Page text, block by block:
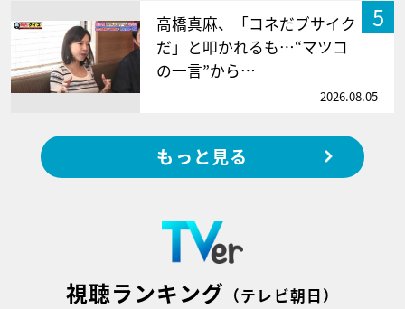
5
高橋真麻、「コネだブサイク
だ」と叩かれるも…“マツコ
の一言”から…
2026.08.05
もっと見る
視聴ランキング （テレビ朝日）